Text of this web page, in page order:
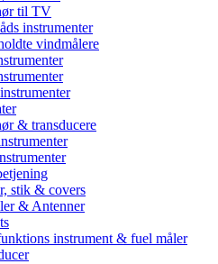
til TV
instrumenter
vindmålere
& transducere
stik & covers
& Antenner
instrument & fuel måler